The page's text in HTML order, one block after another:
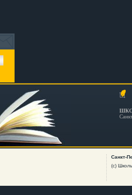
Санкт-
(c)